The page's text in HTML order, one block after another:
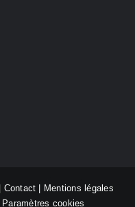
Contact
Mentions légales
Paramètres cookies